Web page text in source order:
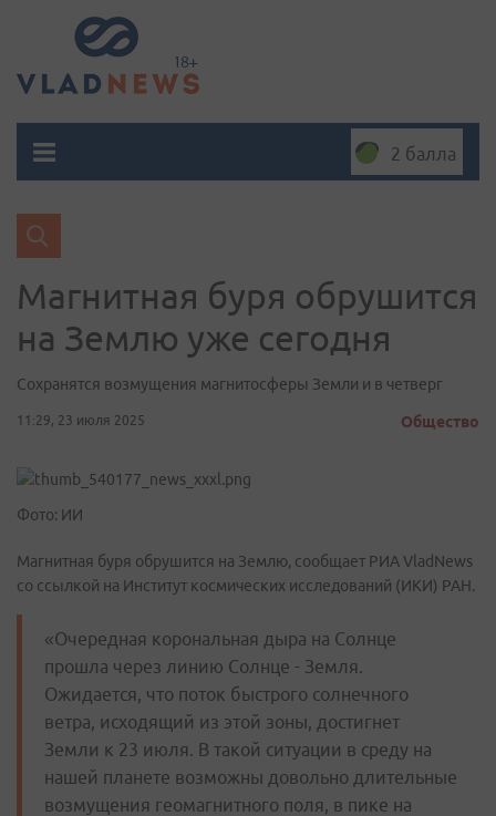
2 балла
Магнитная буря обрушится
на Землю уже сегодня
Сохранятся возмущения магнитосферы Земли и в четверг
11:29, 23 июля 2025 Общество
Фото: ИИ
Магнитная буря обрушится на Землю, сообщает РИА VladNews
со ссылкой на Институт космических исследований (ИКИ) РАН.
«Очередная корональная дыра на Солнце
прошла через линию Солнце - Земля.
Ожидается, что поток быстрого солнечного
ветра, исходящий из этой зоны, достигнет
Земли к 23 июля. В такой ситуации в среду на
нашей планете возможны довольно длительные
возмущения геомагнитного поля, в пике на